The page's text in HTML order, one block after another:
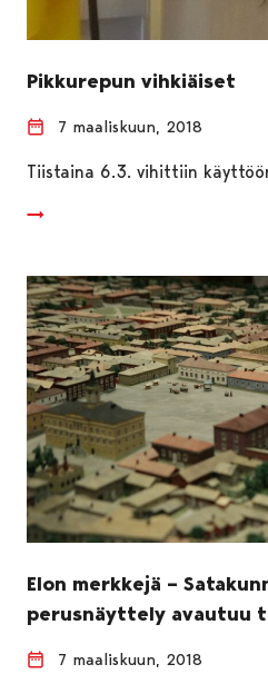
Pikkurepun vihkiäiset
7 maaliskuun, 2018
Tiistaina 6.3. vihittiin
Elon merkkejä –
perusnäyttely avautuu
7 maaliskuun, 2018